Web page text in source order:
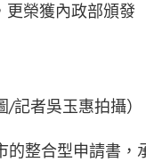
更榮獲內政部頒發
者吳玉惠拍攝）
的整合型申請書，